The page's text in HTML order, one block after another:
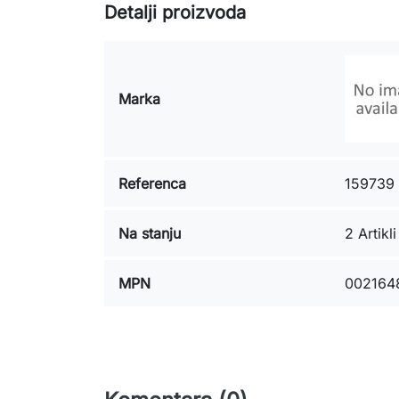
Detalji proizvoda
Marka
Referenca 159739
Na stanju 2 Artikli
MPN